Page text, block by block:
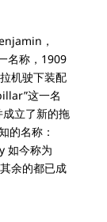
，
名称，1909
机驶下装配
这一名
立了新的拖
的名称：
如今称为
余的都已成